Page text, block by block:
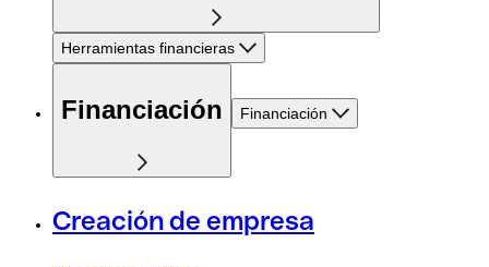
Herramientas financieras
Financiación Financiación
Creación de empresa